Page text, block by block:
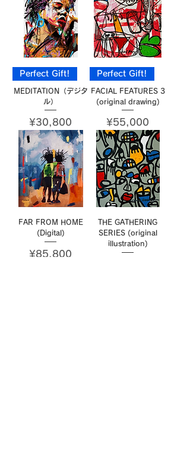
Perfect Gift!
MEDITATION（デジタ
ル）
Price
¥30,800
Perfect Gift!
FACIAL FEATURES 3
(original drawing)
Price
¥55,000
FAR FROM HOME
(Digital)
Price
¥85,800
THE GATHERING
SERIES (original
illustration)